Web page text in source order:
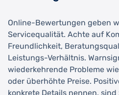
Online-Bewertungen geben
Servicequalität. Achte auf
Freundlichkeit,
Leistungs-Verhältnis.
wiederkehrende Probleme
oder überhöhte Preise.
konkrete Details nennen,